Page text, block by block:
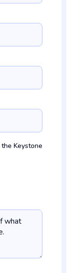
Keystone